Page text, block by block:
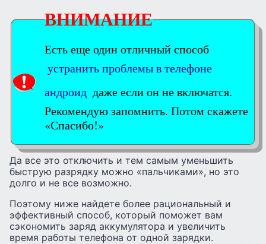
ВНИМАНИЕ
Есть еще один отличный способ
устранить проблемы в телефоне
андроид даже если он не включатся.
Рекомендую запомнить. Потом скажете
«Спасибо!»
Да все это отключить и тем самым уменьшить
быструю разрядку можно «пальчиками», но это
долго и не все возможно.
Поэтому ниже найдете более рациональный и
эффективный способ, который поможет вам
сэкономить заряд аккумулятора и увеличить
время работы телефона от одной зарядки.